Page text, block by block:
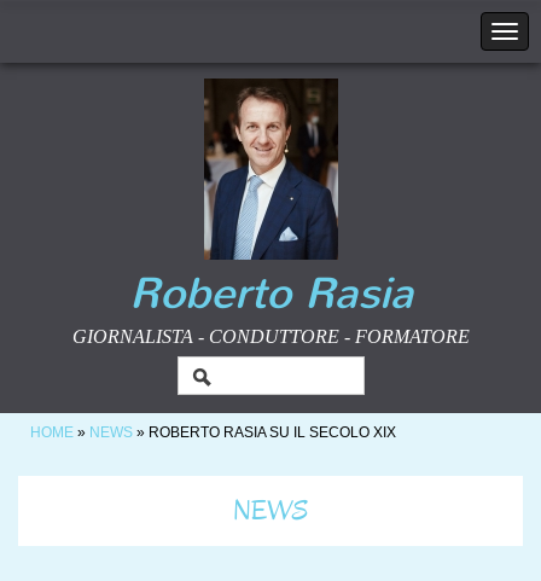
Roberto Rasia
GIORNALISTA - CONDUTTORE - FORMATORE
HOME » NEWS » ROBERTO RASIA SU IL SECOLO XIX
NEWS